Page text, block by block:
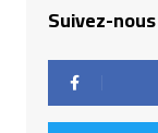
Suivez-